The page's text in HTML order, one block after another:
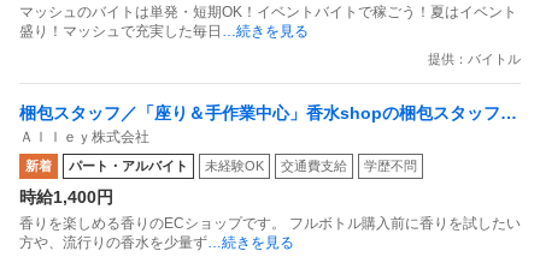
マッシュのバイトは単発・短期OK！イベントバイトで稼ごう！夏はイベント
盛り！マッシュで充実した毎日 …続きを見る
提供：バイトル
梱包スタッフ／「座り＆手作業中心」香水shopの梱包スタッフ
副業OK 週1日からOK 1日1時間からOK
Ａｌｌｅｙ株式会社
新着 パート・アルバイト 未経験OK 交通費支給 学歴不問
時給1,400円
香りを楽しめる香りのECショップです。 フルボトル購入前に香りを試したい
方や、流行りの香水を少量ず…続きを見る